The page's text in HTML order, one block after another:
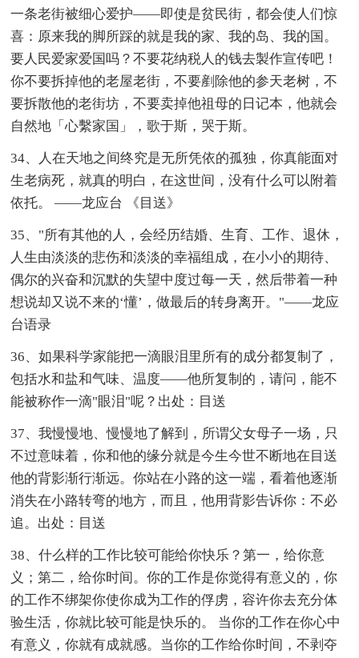
一条老街被细心爱护——即使是贫民街，都会使人们惊
喜：原来我的脚所踩的就是我的家、我的岛、我的国。
要人民爱家爱国吗？不要花纳税人的钱去製作宣传吧！
你不要拆掉他的老屋老街，不要剷除他的参天老树，不
要拆散他的老街坊，不要卖掉他祖母的日记本，他就会
自然地「心繫家国」，歌于斯，哭于斯。
34、人在天地之间终究是无所凭依的孤独，你真能面对
生老病死，就真的明白，在这世间，没有什么可以附着
依托。 ——龙应台 《目送》
35、"所有其他的人，会经历结婚、生育、工作、退休，
人生由淡淡的悲伤和淡淡的幸福组成，在小小的期待、
偶尔的兴奋和沉默的失望中度过每一天，然后带着一种
想说却又说不来的‘懂’，做最后的转身离开。"——龙应
台语录
36、如果科学家能把一滴眼泪里所有的成分都复制了，
包括水和盐和气味、温度——他所复制的，请问，能不
能被称作一滴"眼泪"呢？出处：目送
37、我慢慢地、慢慢地了解到，所谓父女母子一场，只
不过意味着，你和他的缘分就是今生今世不断地在目送
他的背影渐行渐远。你站在小路的这一端，看着他逐渐
消失在小路转弯的地方，而且，他用背影告诉你：不必
追。出处：目送
38、什么样的工作比较可能给你快乐？第一，给你意
义；第二，给你时间。你的工作是你觉得有意义的，你
的工作不绑架你使你成为工作的俘虏，容许你去充分体
验生活，你就比较可能是快乐的。 当你的工作在你心中
有意义，你就有成就感。当你的工作给你时间，不剥夺